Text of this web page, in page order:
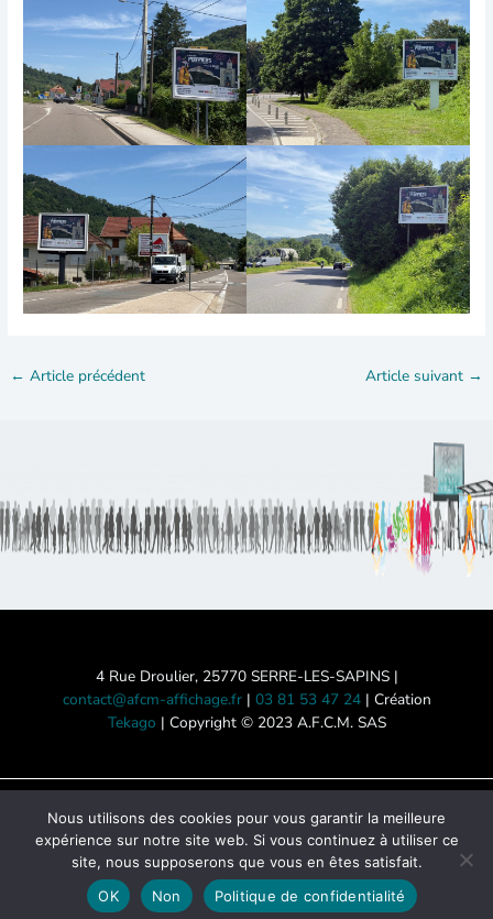
← Article précédent Article suivant →
4 Rue Droulier, 25770 SERRE-LES-SAPINS |
contact@afcm-affichage.fr| 03 81 53 47 24| Création
Tekago | Copyright © 2023 A.F.C.M. SAS
Mentions légales-Politique de
confidentialité-Accessibilité des
locaux-Nous contacter
Nous utilisons des cookies pour vous garantir la meilleure
expérience sur notre site web. Si vous continuez à utiliser ce
site, nous supposerons que vous en êtes satisfait.
OK
Non Politique de confidentialité